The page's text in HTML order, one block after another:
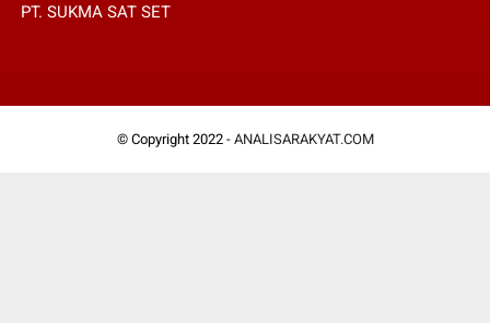
PT. SUKMA SAT SET
© Copyright 2022 - ANALISARAKYAT.COM